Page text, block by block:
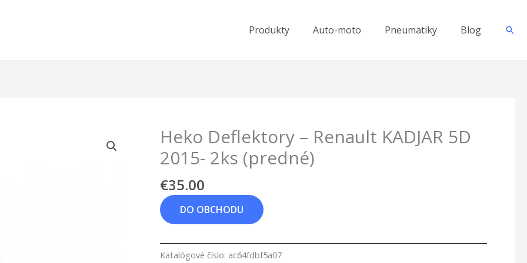
Produkty Auto-moto Pneumatiky Blog
Heko Deflektory – Renault KADJAR 5D
2015- 2ks (predné)
€35.00
DO OBCHODU
Katalógové číslo: ac64fdbf5a07